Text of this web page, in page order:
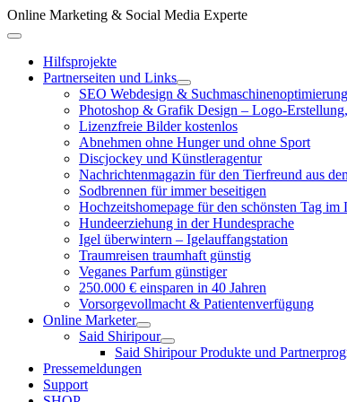
Zum
Inhalt
Online Marketing & Social Media Experte
Above
HeaderHilfsprojekte
Partnerseiten und Links
SEO Webdesign & Suchmaschinenoptimierung
Photoshop & Grafik Design – Logo-
Lizenzfreie Bilder kostenlos
Abnehmen ohne Hunger und ohne Sport
Discjockey und Künstleragentur
Nachrichtenmagazin für den Tierfreund aus
Sodbrennen für immer beseitigen
Hochzeitshomepage für den schönsten Tag im
Hundeerziehung in der Hundesprache
Igel überwintern – Igelauffangstation
Traumreisen traumhaft günstig
Veganes Parfum günstiger
250.000 € einsparen in 40 Jahren
Vorsorgevollmacht & Patientenverfügung
Online Marketer
Said Shiripour
Said Shiripour Produkte und
Pressemeldungen
Support